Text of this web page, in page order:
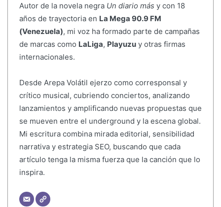
Autor de la novela negra Un diario más y con 18
años de trayectoria en La Mega 90.9 FM
(Venezuela), mi voz ha formado parte de campañas
de marcas como LaLiga, Playuzuy otras firmas
internacionales.
Desde Arepa Volátil ejerzo como corresponsal y
crítico musical, cubriendo conciertos, analizando
lanzamientos y amplificando nuevas propuestas que
se mueven entre el underground y la escena global.
Mi escritura combina mirada editorial, sensibilidad
narrativa y estrategia SEO, buscando que cada
artículo tenga la misma fuerza que la canción que lo
inspira.